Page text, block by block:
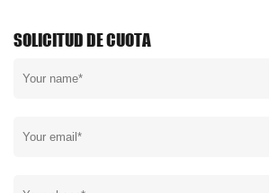
SOLICITUD DE CUOTA